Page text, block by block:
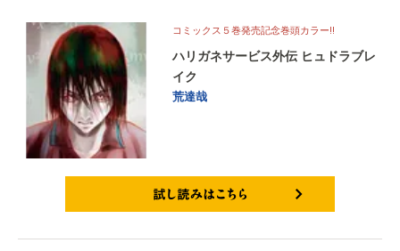
コミックス５巻発売記念巻頭カラー!!
ハリガネサービス外伝 ヒュドラブレ
イク
荒達哉